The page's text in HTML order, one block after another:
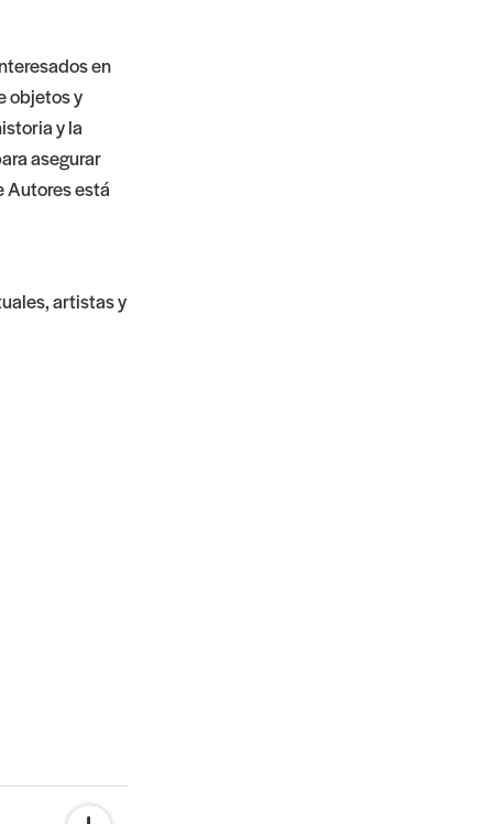
en
objetos y
y la
asegurar
Autores está
artistas y